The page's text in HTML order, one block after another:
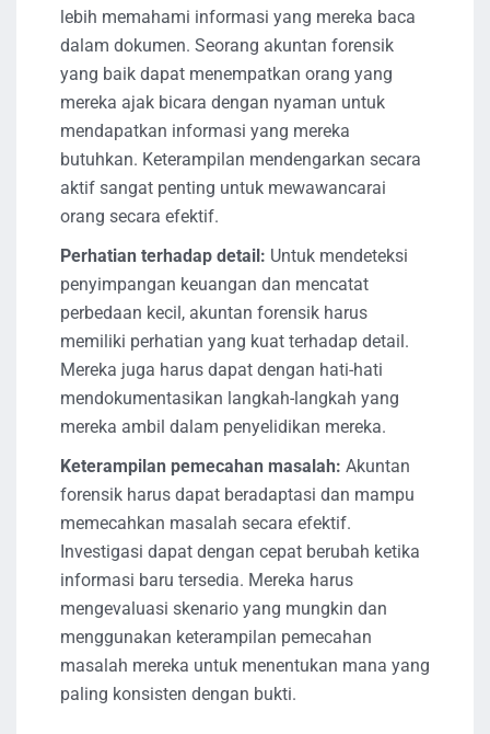
lebih memahami informasi yang mereka baca
dalam dokumen. Seorang akuntan forensik
yang baik dapat menempatkan orang yang
mereka ajak bicara dengan nyaman untuk
mendapatkan informasi yang mereka
butuhkan. Keterampilan mendengarkan secara
aktif sangat penting untuk mewawancarai
orang secara efektif.
Perhatian terhadap detail: Untuk mendeteksi
penyimpangan keuangan dan mencatat
perbedaan kecil, akuntan forensik harus
memiliki perhatian yang kuat terhadap detail.
Mereka juga harus dapat dengan hati-hati
mendokumentasikan langkah-langkah yang
mereka ambil dalam penyelidikan mereka.
Keterampilan pemecahan masalah: Akuntan
forensik harus dapat beradaptasi dan mampu
memecahkan masalah secara efektif.
Investigasi dapat dengan cepat berubah ketika
informasi baru tersedia. Mereka harus
mengevaluasi skenario yang mungkin dan
menggunakan keterampilan pemecahan
masalah mereka untuk menentukan mana yang
paling konsisten dengan bukti.